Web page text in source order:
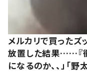
メルカリで買った
放置した結果……『
になるのか、、」「野